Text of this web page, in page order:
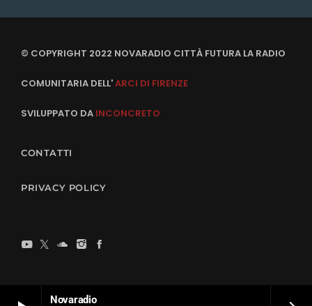
Novaradio
© COPYRIGHT 2022 NOVARADIO CITTÀ FUTURA LA RADIO
COMUNITARIA DELL'ARCI DI FIRENZE
SVILUPPATO DA INCONCRETO
CONTATTI
PRIVACY POLICY